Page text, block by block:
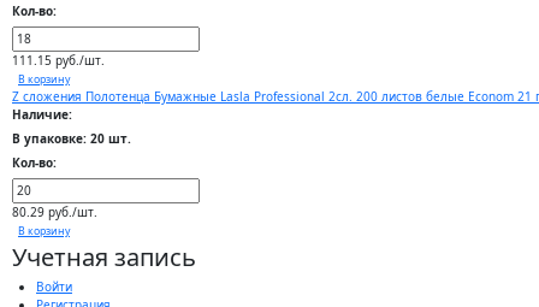
Кол-во:
111.15 руб./шт.
В корзину
Z сложения Полотенца Бумажные Lasla Professional 2сл. 200 листов белые Econom 21
Наличие:
В упаковке: 20 шт.
Кол-во:
80.29 руб./шт.
В корзину
Учетная запись
Войти